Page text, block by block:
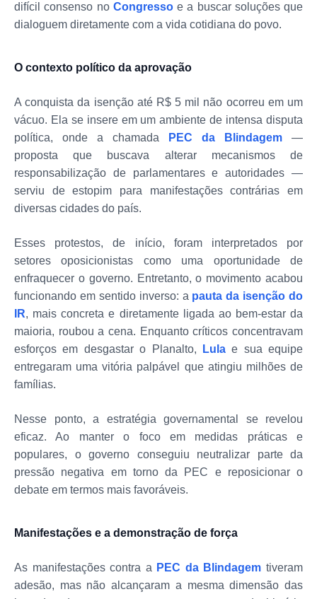
difícil consenso no Congressoe a buscar soluções que
dialoguem diretamente com a vida cotidiana do povo.
O contexto político da aprovação
A conquista da isenção até R$ 5 mil não ocorreu em um
vácuo. Ela se insere em um ambiente de intensa disputa
política, onde a chamada
PEC da Blindagem —
proposta que buscava alterar mecanismos de
responsabilização de parlamentares e autoridades —
serviu de estopim para manifestações contrárias em
diversas cidades do país.
Esses protestos, de início, foram interpretados por
setores oposicionistas como uma oportunidade de
enfraquecer o governo. Entretanto, o movimento acabou
funcionando em sentido inverso: a pauta da isenção do
IR, mais concreta e diretamente ligada ao bem-estar da
maioria, roubou a cena. Enquanto críticos concentravam
esforços em desgastar o Planalto,
Lulae sua equipe
entregaram uma vitória palpável que atingiu milhões de
famílias.
Nesse ponto, a estratégia governamental se revelou
eficaz. Ao manter o foco em medidas práticas e
populares, o governo conseguiu neutralizar parte da
pressão negativa em torno da PEC e reposicionar o
debate em termos mais favoráveis.
Manifestações e a demonstração de força
As manifestações contra a PEC da Blindagem tiveram
adesão, mas não alcançaram a mesma dimensão das